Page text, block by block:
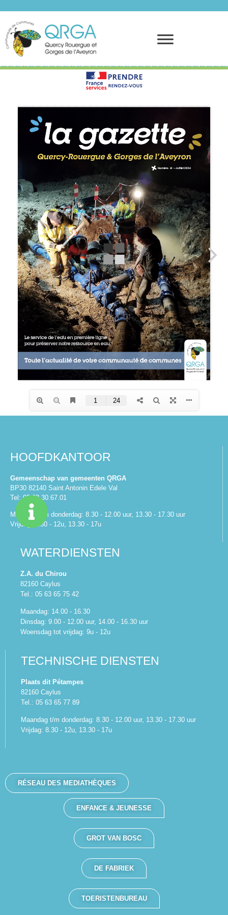
HOOFDKANTOOR
Gemeenschap van gemeenten QRGA
BP30 82140 Saint Antonin Edele Val
Tel: 05.63.30.67.01
Maandag t/m donderdag: 8.30 - 12.00 uur, 13.30 - 17.30 uur
Vrijdag: 8.30 - 12u, 13.30 - 17u
WATERDIENSTEN
Z.A. du Chirou
82160 Caylus
Tel.: 05 63 65 75 42
Maandag: 14.00 - 16.30
Dinsdag: 9.00 - 12.00 uur, 14.00 - 16.30 uur
Woensdag tot vrijdag: 9u - 12u
TECHNISCHE DIENSTEN
Plaats dit Pétampes
82160 Caylus
Tel.: 05 63 65 77 89
Maandag t/m donderdag: 8.30 - 12.00 uur, 13.30 - 17.30 uur
Vrijdag: 8.30 - 12u, 13.30 - 17u
RÉSEAU DES MEDIATHÈQUES
ENFANCE & JEUNESSE
GROT VAN BOSC
DE FABRIEK
TOERISTENBUREAU